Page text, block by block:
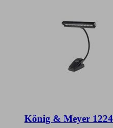
Kőnig & Meyer